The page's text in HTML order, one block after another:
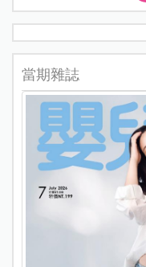
當期雜誌